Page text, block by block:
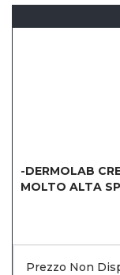
-DERMOLAB
MOLTO ALTA
Prezzo Non